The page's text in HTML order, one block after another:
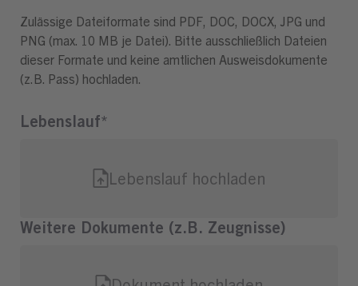
Zulässige Dateiformate sind PDF, DOC, DOCX, JPG und
PNG (max. 10 MB je Datei). Bitte ausschließlich Dateien
dieser Formate und keine amtlichen Ausweisdokumente
(z.B. Pass) hochladen.